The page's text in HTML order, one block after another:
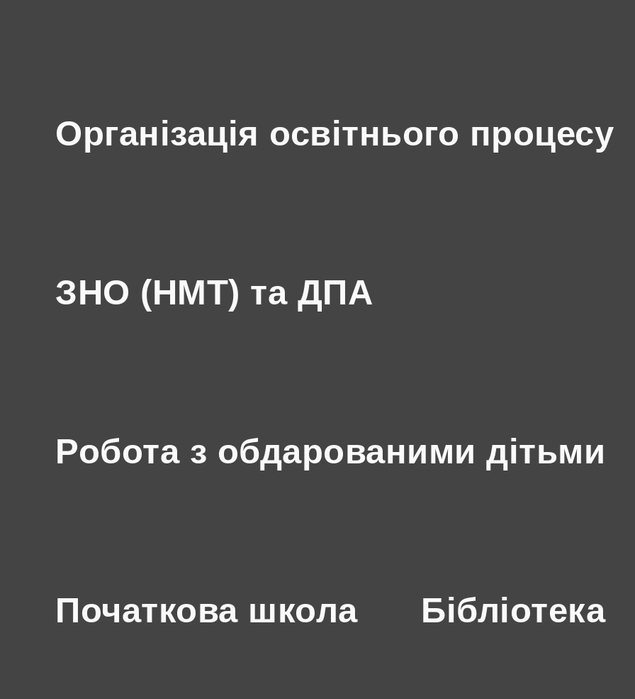
Організація освітнього процесу
ЗНО (НМТ) та ДПА
Робота з обдарованими дітьми
Початкова школа Бібліотека